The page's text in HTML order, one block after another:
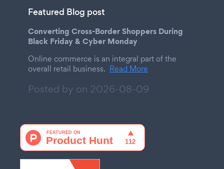
Featured Blog post
Converting Cross-Border Shoppers During
Black Friday & Cyber Monday
Online commerce is an integral part of the
overall retail business. Read More
Posted by on 2026-08-09